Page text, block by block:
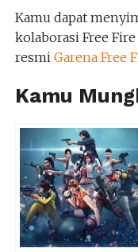
Kamu dapat
kolaborasi Free
resmi Garena Free
Kamu